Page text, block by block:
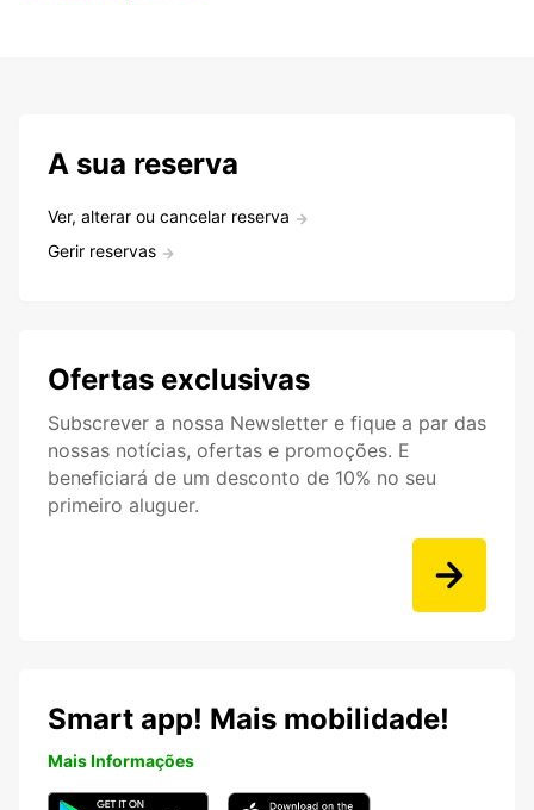
A sua reserva
Ver, alterar ou cancelar reserva
Gerir reservas
Ofertas exclusivas
Subscrever a nossa Newsletter e fique a par das
nossas notícias, ofertas e promoções. E
beneficiará de um desconto de 10% no seu
primeiro aluguer.
Smart app! Mais mobilidade!
Mais Informações